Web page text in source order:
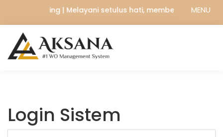
Wedding | Melayani setulus hati, memberikan yang
Login Sistem
MENU